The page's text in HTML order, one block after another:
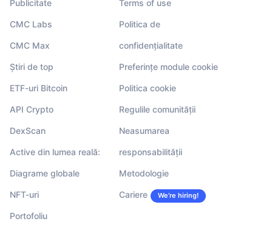
Publicitate
CMC Labs
CMC Max
Știri de top
ETF-uri Bitcoin
API Crypto
DexScan
Active din lumea reală:
Diagrame globale
NFT-uri
Portofoliu
Terms of use
Politica de
confidențialitate
Preferințe module cookie
Politica cookie
Regulile comunității
Neasumarea
responsabilității
Metodologie
Cariere We’re hiring!